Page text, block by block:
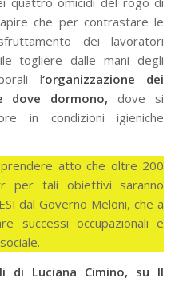
che per contrastare le
dei lavoratori
togliere dalle mani degli
l‘organizzazione dei
dormono, dove si
in condizioni igieniche
prendere atto che oltre 200
per tali obiettivi saranno
dal Governo Meloni, che a
successi occupazionali e
di Luciana Cimino, su Il